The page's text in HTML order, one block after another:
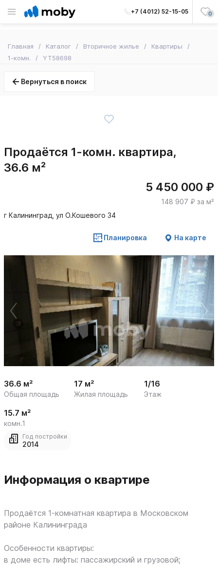
+7 (4012) 52-15-05 0
Главная Каталог Вторичное жилье
Квартиры
1-комн.
YT58698
Вернуться в поиск
Продаётся 1-комн. квартира,
36.6 м²
5 450 000 ₽
148 907 ₽ за м²
г Калининград, ул О.Кошевого 34
Планировка На карте
10
36.6 м²
Общая площадь
17 м²
Жилая площадь
1/16
Этаж
15.7 м²
комн.1
Год постройки
2014
Информация о квартире
Продаётся 1‑комнатная квартира в Московском
районе Калининграда
Особенности квартиры:
в доме есть лифты: пассажирский и грузовой;